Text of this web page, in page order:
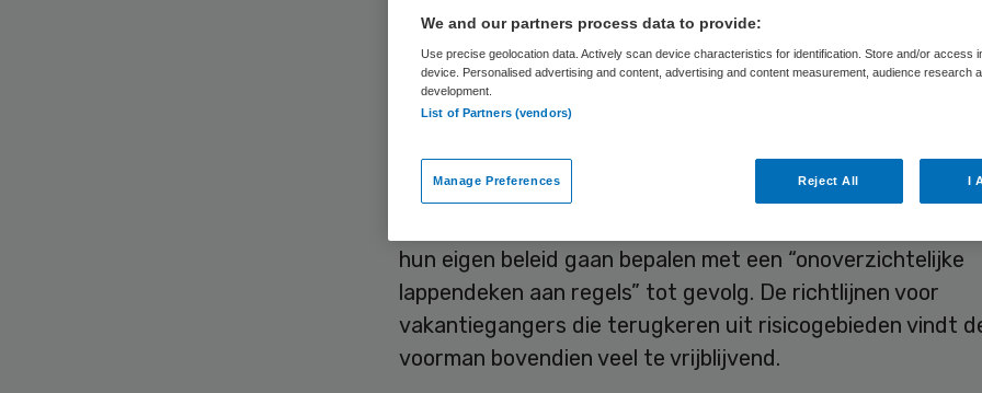
PvdA-leider Lodewijk Asscher is “zeer bezorgd” om het
oplopende aantal besmettingen met het nieuwe
dat de Tweede Kamer terugkeert van zomerreces om daar
hun eigen beleid gaan bepalen met een “onoverzichtelijke
lappendeken aan regels” tot gevolg. De richtlijnen voor
vakantiegangers die terugkeren uit risicogebieden vindt
voorman bovendien veel te vrijblijvend.
We and our partners process data to provide:
Use precise geolocation data. Actively scan device characteristics for identification. Store and/or access
device. Personalised advertising and content, advertising and content measurement, audience research
development.
List of Partners (vendors)
Manage Preferences Reject All I